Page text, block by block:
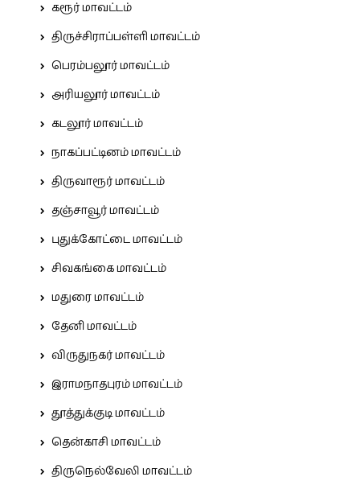
கரூர் மாவட்டம்
திருச்சிராப்பள்ளி மாவட்டம்
பெரம்பலூர் மாவட்டம்
அரியலூர் மாவட்டம்
கடலூர் மாவட்டம்
நாகப்பட்டினம் மாவட்டம்
திருவாரூர் மாவட்டம்
தஞ்சாவூர் மாவட்டம்
புதுக்கோட்டை மாவட்டம்
சிவகங்கை மாவட்டம்
மதுரை மாவட்டம்
தேனி மாவட்டம்
விருதுநகர் மாவட்டம்
இராமநாதபுரம் மாவட்டம்
தூத்துக்குடி மாவட்டம்
தென்காசி மாவட்டம்
திருநெல்வேலி மாவட்டம்